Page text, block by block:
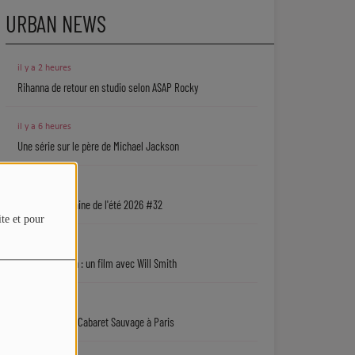
et pour
URBAN NEWS
il y a 2 heures
Rihanna de retour en studio selon ASAP Rocky
il y a 6 heures
Une série sur le père de Michael Jackson
La playlist urbaine de l'été 2026 #32
Jaafar Jackson : un film avec Will Smith
Ryan Leslie au Cabaret Sauvage à Paris